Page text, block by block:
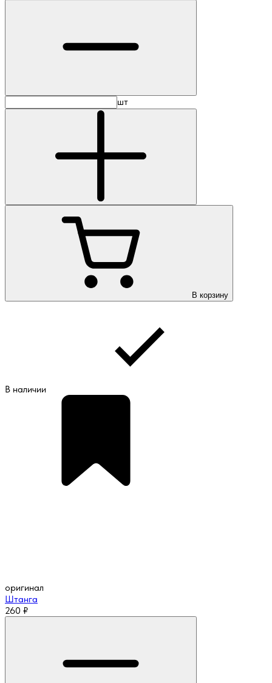
шт
В корзину
В наличии
оригинал
Штанга
260 ₽